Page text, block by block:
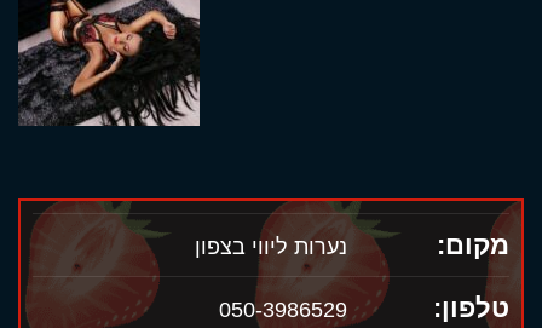
מקום: נערות ליווי בצפון
טלפון: 050-3986529